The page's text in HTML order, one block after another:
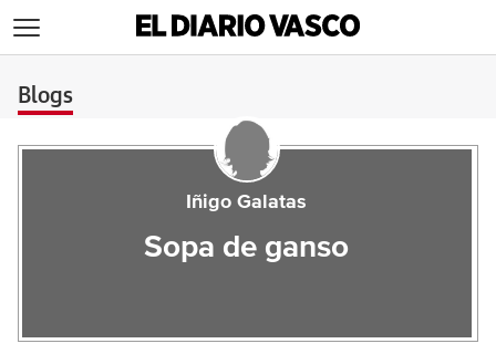
Blogs
Iñigo Galatas
Sopa de ganso